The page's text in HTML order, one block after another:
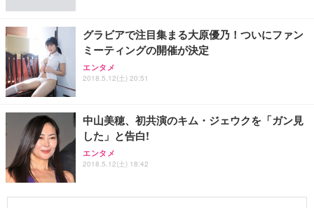
グラビアで注目集まる大原優乃！ついにファン
ミーティングの開催が決定
エンタメ
2018.5.12(土) 20:51
中山美穂、初共演のキム・ジェウクを「ガン見
した」と告白!
エンタメ
2018.5.12(土) 18:42